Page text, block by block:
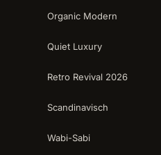
Organic Modern
Quiet Luxury
Retro Revival 2026
Scandinavisch
Wabi-Sabi